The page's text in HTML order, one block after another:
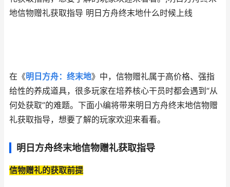
地信物赠礼获取指导 明日方舟终末地什么时候上线
在《明日方舟：终末地》中，信物赠礼属于高价格、强指
给性的养成道具，很多玩家在培养核心干员时都会遇到“从
何处获取”的难题。下面小编将带来明日方舟终末地信物赠
礼获取指导，想要了解的玩家欢迎来看看。
明日方舟终末地信物赠礼获取指导
信物赠礼的获取前提